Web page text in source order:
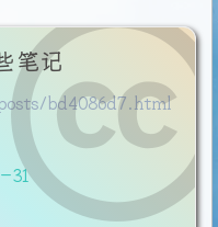
里面导出的Basecolor贴图
和Microsurface：
拉箭头选择打开然后导入
的Sky选项调整HDR，在
New
Camera，或者设置好
翻可以找到Render
辨率这些，但是需要改的是
根据项目要求来，如果有
一样的和八猴一样的
胀宽度改成 ，消除锯齿改
笔记
bd4086d7.html
31